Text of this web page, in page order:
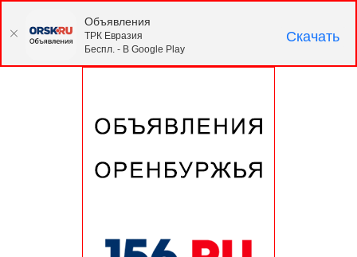
Объявления
ТРК Евразия
Беспл. - В Google Play
Скачать